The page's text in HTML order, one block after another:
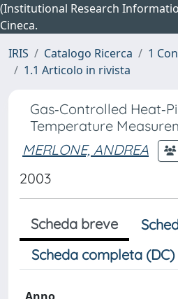
(Institutional Research
Cineca.
IRIS
Catalogo Ricerca
1
1.1 Articolo in rivista
Gas‑Controlled
Temperature
MERLONE, ANDREA
2003
Scheda breve
Scheda completa (DC)